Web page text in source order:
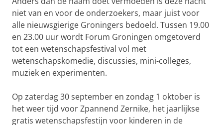
niet van en voor de onderzoekers, maar juist voor
alle nieuwsgierige Groningers bedoeld. Tussen 19.00
en 23.00 uur wordt Forum Groningen omgetoverd
tot een wetenschapsfestival vol met
wetenschapskomedie, discussies, mini-colleges,
muziek en experimenten.
Op zaterdag 30 september en zondag 1 oktober is
het weer tijd voor Zpannend Zernike, het jaarlijkse
gratis wetenschapsfestijn voor kinderen in de